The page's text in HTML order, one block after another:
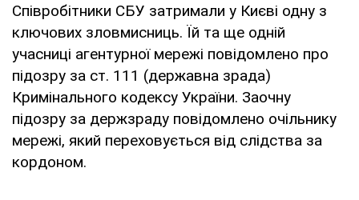
Співробітники СБУ затримали у Києві одну з
ключових зловмисниць. Їй та ще одній
учасниці агентурної мережі повідомлено про
підозру за ст. 111 (державна зрада)
Кримінального кодексу України. Заочну
підозру за держзраду повідомлено очільнику
мережі, який переховується від слідства за
кордоном.